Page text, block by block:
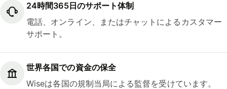
24時間365日のサポート体制
電話、オンライン、またはチャットによるカスタマー
サポート。
世界各国での資金の保全
Wiseは各国の規制当局による監督を受けています。